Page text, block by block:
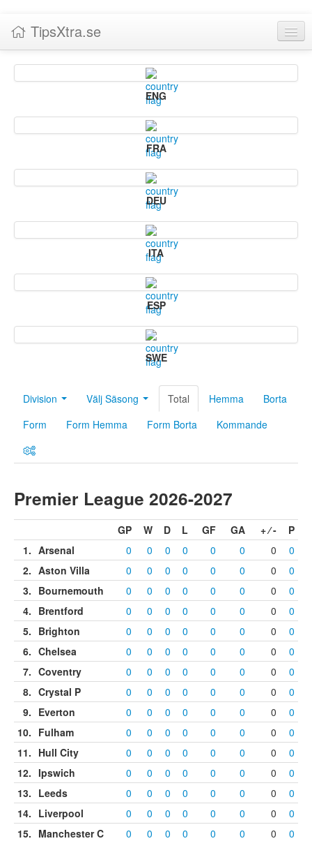
TipsXtra.se
Livescore!
Statistik
ENG
FRA
DEU
ITA
ESP
SWE
Division Välj Säsong Total Hemma
Borta
Form
Form Hemma Form Borta Kommande
Premier League 2026-2027
GP W D L GF GA + ⁄ -
P
1. Arsenal 0 0 0 0 0 0 0
0
2. Aston Villa 0 0 0 0 0 0 0
0
3. Bournemouth 0 0 0 0 0 0 0
0
4. Brentford 0 0 0 0 0 0 0
0
5. Brighton 0 0 0 0 0 0 0
0
6. Chelsea 0 0 0 0 0 0 0
0
7. Coventry 0 0 0 0 0 0 0
0
8. Crystal P 0 0 0 0 0 0 0
0
9. Everton 0 0 0 0 0 0 0
0
10. Fulham 0 0 0 0 0 0 0
0
11. Hull City 0 0 0 0 0 0 0
0
12. Ipswich 0 0 0 0 0 0 0
0
13. Leeds 0 0 0 0 0 0 0
0
14. Liverpool 0 0 0 0 0 0 0
0
15. Manchester C 0 0 0 0 0 0 0
0